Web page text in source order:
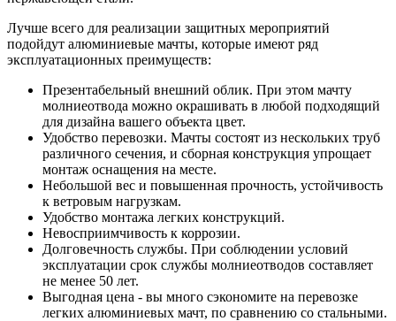
Лучше всего для реализации защитных мероприятий
подойдут алюминиевые мачты, которые имеют ряд
эксплуатационных преимуществ:
Презентабельный внешний облик. При этом мачту
молниеотвода можно окрашивать в любой подходящий
для дизайна вашего объекта цвет.
Удобство перевозки. Мачты состоят из нескольких труб
различного сечения, и сборная конструкция упрощает
монтаж оснащения на месте.
Небольшой вес и повышенная прочность, устойчивость
к ветровым нагрузкам.
Удобство монтажа легких конструкций.
Невосприимчивость к коррозии.
Долговечность службы. При соблюдении условий
эксплуатации срок службы молниеотводов составляет
не менее 50 лет.
Выгодная цена - вы много сэкономите на перевозке
легких алюминиевых мачт, по сравнению со стальными.